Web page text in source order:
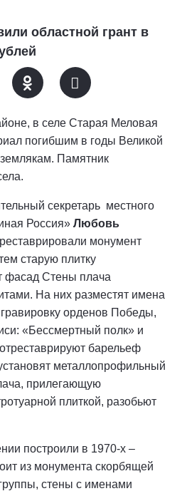
областной грант в
в селе Старая Меловая
погибшим в годы Великой
Памятник
секретарь местного
Россия» Любовь
монумент
старую плитку
фасад Стены плача
На них разместят имена
орденов Победы,
«Бессмертный полк» и
барельеф
металлопрофильный
прилегающую
плиткой, разобьют
построили в 1970-х –
из монумента скорбящей
стены с именами